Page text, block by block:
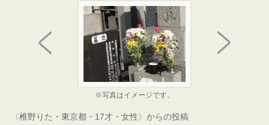
※写真はイメージです。
〈椎野りた・東京都・17才・女性〉からの投稿